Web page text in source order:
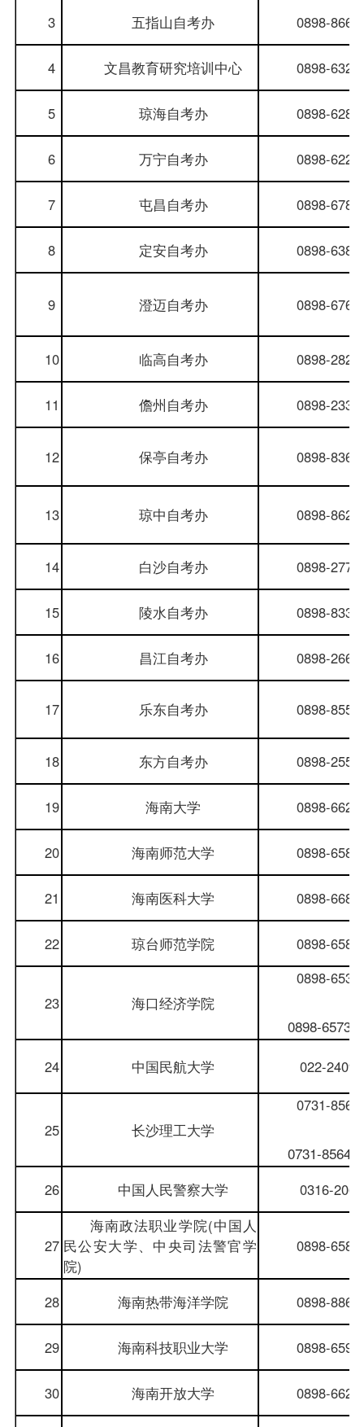
3 五指山自考办 0898-
4 文昌教育研究培训中心 0898-
5 琼海自考办 0898-
6 万宁自考办 0898-
7 屯昌自考办 0898-
8 定安自考办 0898-
9 澄迈自考办 0898-
10 临高自考办 0898-
11 儋州自考办 0898-
12 保亭自考办 0898-
13 琼中自考办 0898-
14 白沙自考办 0898-
15 陵水自考办 0898-
16 昌江自考办 0898-
17 乐东自考办 0898-
18 东方自考办 0898-
19 海南大学 0898-
20 海南师范大学 0898-
21 海南医科大学 0898-
22 琼台师范学院 0898-
23 海口经济学院
0898-
0898-
24 中国民航大学 022-
25 长沙理工大学
0731-
0731-
26 中国人民警察大学 0316-
27
海南政法职业学院(中国人
民公安大学、中央司法警官学
院)
0898-
28 海南热带海洋学院 0898-
29 海南科技职业大学 0898-
30 海南开放大学 0898-